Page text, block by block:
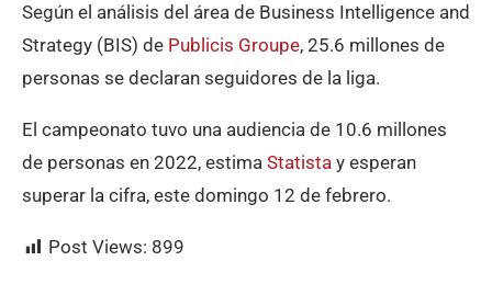
Según el análisis del área de Business Intelligence and
Strategy (BIS) de Publicis Groupe, 25.6 millones de
personas se declaran seguidores de la liga.
El campeonato tuvo una audiencia de 10.6 millones
de personas en 2022, estima Statista y esperan
superar la cifra, este domingo 12 de febrero.
Post Views: 899